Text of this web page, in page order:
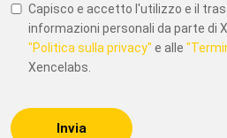
Capisco e accetto l'utilizzo e il
informazioni personali da parte di
"Politica sulla privacy" e alle
Xencelabs.
Invia